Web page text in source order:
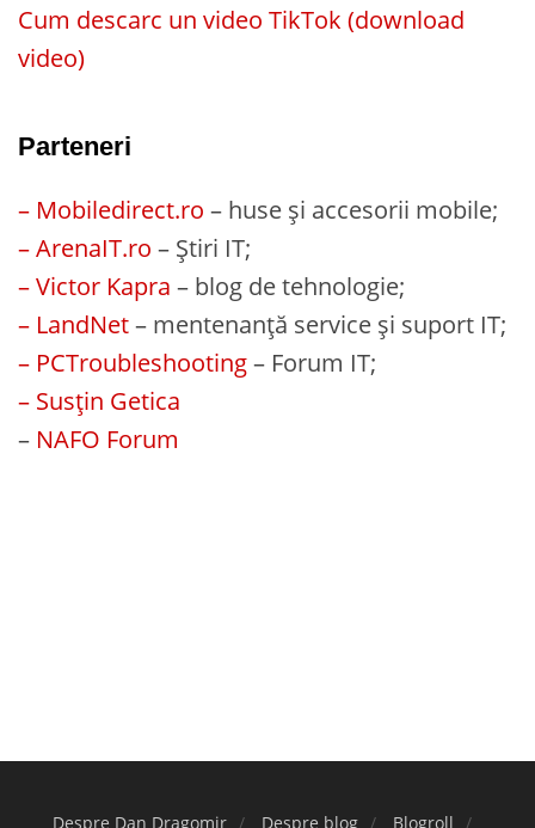
Cum descarc un video TikTok (download
video)
Parteneri
– Mobiledirect.ro – huse și accesorii mobile;
– ArenaIT.ro – Știri IT;
– Victor Kapra – blog de tehnologie;
– LandNet– mentenanță service și suport IT;
– PCTroubleshooting– Forum IT;
– Susțin Getica
– NAFO Forum
Despre Dan Dragomir Despre blog Blogroll